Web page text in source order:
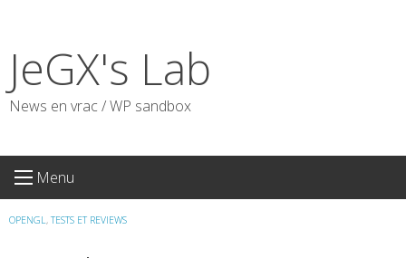
content
JeGX's Lab
News en vrac / WP sandbox
Menu
OPENGL, TESTS ET REVIEWS